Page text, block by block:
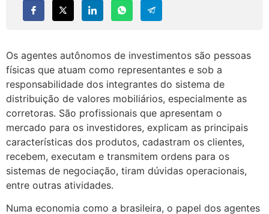
Os agentes autônomos de investimentos são pessoas
físicas que atuam como representantes e sob a
responsabilidade dos integrantes do sistema de
distribuição de valores mobiliários, especialmente as
corretoras. São profissionais que apresentam o
mercado para os investidores, explicam as principais
características dos produtos, cadastram os clientes,
recebem, executam e transmitem ordens para os
sistemas de negociação, tiram dúvidas operacionais,
entre outras atividades.
Numa economia como a brasileira, o papel dos agentes